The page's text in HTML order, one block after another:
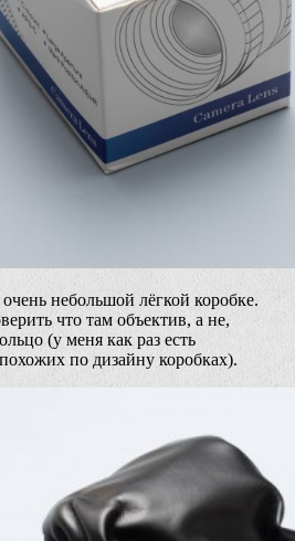
небольшой лёгкой коробке.
что там объектив, а не,
(у меня как раз есть
по дизайну коробках).